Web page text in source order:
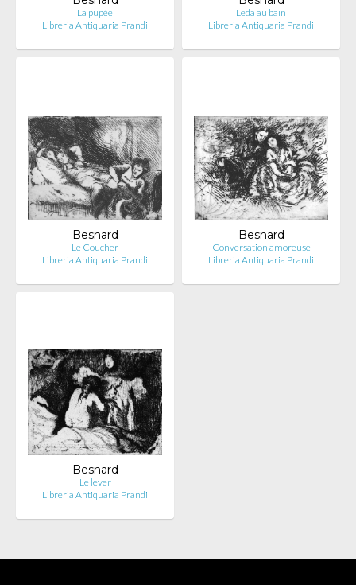
La pupée
Libreria Antiquaria Prandi
Leda au bain
Libreria Antiquaria Prandi
Besnard
Le Coucher
Libreria Antiquaria Prandi
Besnard
Conversation amoreuse
Libreria Antiquaria Prandi
Besnard
Le lever
Libreria Antiquaria Prandi